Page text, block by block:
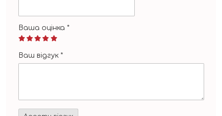
Ваша оцінка *
Ваш відгук *